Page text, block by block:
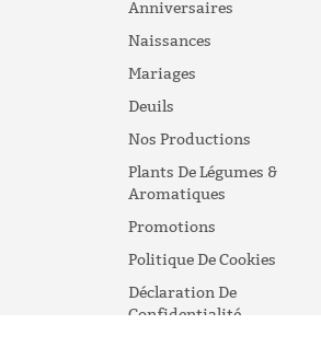
Anniversaires
Naissances
Mariages
Deuils
Nos Productions
Plants De Légumes &
Aromatiques
Promotions
Politique De Cookies
Déclaration De
Confidentialité